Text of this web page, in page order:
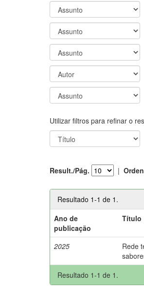
Utilizar filtros para refinar o
Result./Pág. |
Resultado 1-1 de 1.
Ano de
publicação
Título
2025
Rede
Resultado 1-1 de 1.